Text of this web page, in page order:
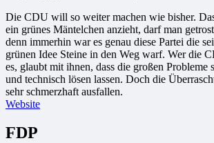
Die CDU will so weiter machen wie bisher.
ein grünes Mäntelchen anzieht, darf man
denn immerhin war es genau diese Partei die
grünen Idee Steine in den Weg warf. Wer die
es, glaubt mit ihnen, dass die großen Probleme
und technisch lösen lassen. Doch die
sehr schmerzhaft ausfallen.
Website
FDP